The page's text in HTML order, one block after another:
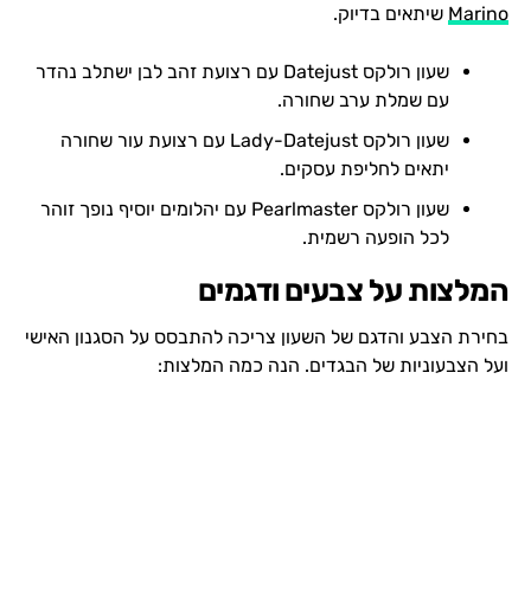
Marino שיתאים בדיוק.
שעון רולקס Datejust עם רצועת זהב לבן ישתלב נהדר
עם שמלת ערב שחורה.
שעון רולקס Lady-Datejust עם רצועת עור שחורה
יתאים לחליפת עסקים.
שעון רולקס Pearlmaster עם יהלומים יוסיף נופך זוהר
לכל הופעה רשמית.
המלצות על צבעים ודגמים
בחירת הצבע והדגם של השעון צריכה להתבסס על הסגנון האישי
ועל הצבעוניות של הבגדים. הנה כמה המלצות: